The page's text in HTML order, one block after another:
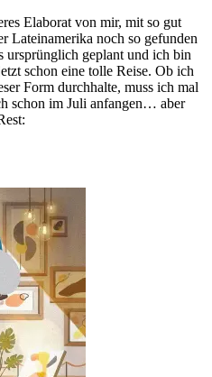
Elaborat von mir, mit so gut
Lateinamerika noch so gefunden
ursprünglich geplant und ich bin
schon eine tolle Reise. Ob ich
Form durchhalte, muss ich mal
schon im Juli anfangen… aber